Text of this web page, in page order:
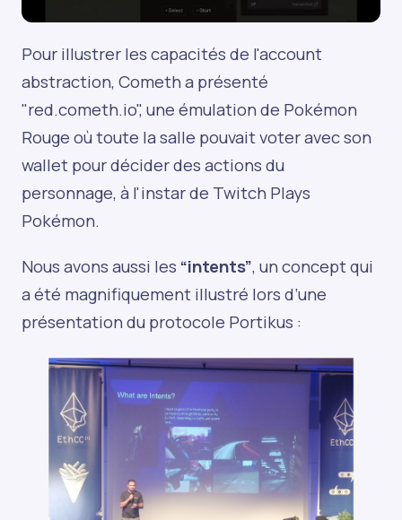
Pour illustrer les capacités de l'account
abstraction, Cometh a présenté
"red.cometh.io", une émulation de Pokémon
Rouge où toute la salle pouvait voter avec son
wallet pour décider des actions du
personnage, à l'instar de Twitch Plays
Pokémon.
Nous avons aussi les “intents”, un concept qui
a été magnifiquement illustré lors d’une
présentation du protocole Portikus :